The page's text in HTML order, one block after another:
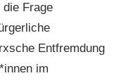
Frage
Entfremdung
im